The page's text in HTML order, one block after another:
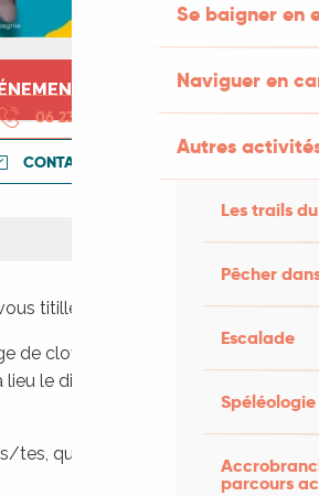
Se baigner en
Naviguer en
Autres
Les trails
Pêcher
Escalade
Spéléologie
parcours
coordonnées
TERMINÉ
06 23 01 86
CONTACTEZ-NOUS
titille?
de clown organisé par Joie et
le dimanche 7 juin à
tes, que vous ayez déjà ou non